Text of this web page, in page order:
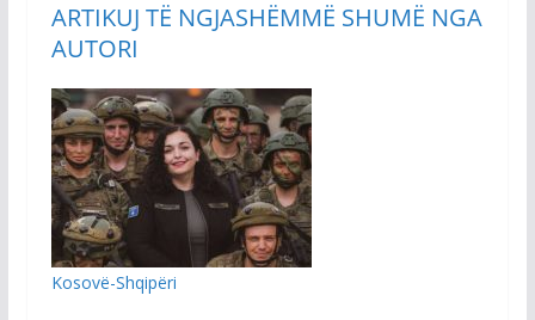
ARTIKUJ TË NGJASHËMMË SHUMË NGA
AUTORI
Kosovë-Shqipëri